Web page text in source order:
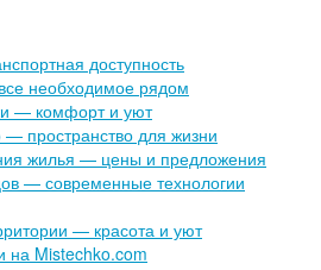
доступность
необходимое рядом
— комфорт и уют
— пространство для жизни
жилья — цены и предложения
— современные технологии
— красота и уют
на Mistechko.com